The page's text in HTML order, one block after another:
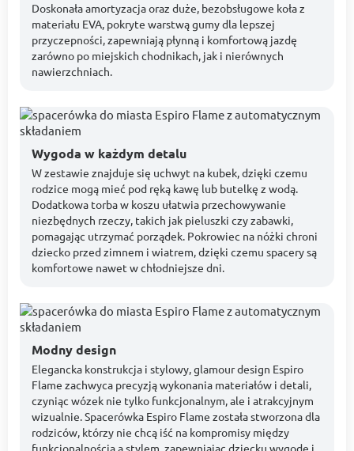
Doskonała amortyzacja oraz duże, bezobsługowe koła z
materiału EVA, pokryte warstwą gumy dla lepszej
przyczepności, zapewniają płynną i komfortową jazdę
zarówno po miejskich chodnikach, jak i nierównych
nawierzchniach.
Wygoda w każdym detalu
W zestawie znajduje się uchwyt na kubek, dzięki czemu
rodzice mogą mieć pod ręką kawę lub butelkę z wodą.
Dodatkowa torba w koszu ułatwia przechowywanie
niezbędnych rzeczy, takich jak pieluszki czy zabawki,
pomagając utrzymać porządek. Pokrowiec na nóżki chroni
dziecko przed zimnem i wiatrem, dzięki czemu spacery są
komfortowe nawet w chłodniejsze dni.
Modny design
Elegancka konstrukcja i stylowy, glamour design Espiro
Flame zachwyca precyzją wykonania materiałów i detali,
czyniąc wózek nie tylko funkcjonalnym, ale i atrakcyjnym
wizualnie. Spacerówka Espiro Flame została stworzona dla
rodziców, którzy nie chcą iść na kompromisy między
funkcjonalnością a stylem, zapewniając dziecku wygodę i